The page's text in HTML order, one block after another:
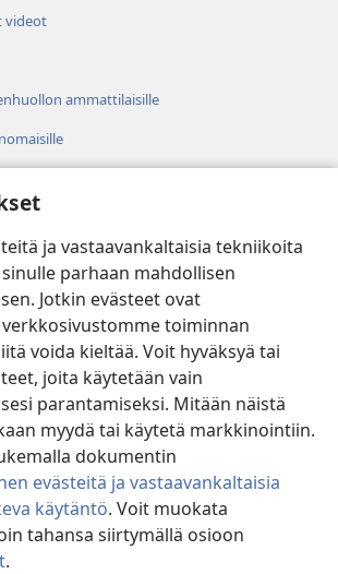
ja vastaavankaltaisia tekniikoita
parhaan mahdollisen
Jotkin evästeet ovat
toiminnan
voida kieltää. Voit hyväksyä tai
joita käytetään vain
parantamiseksi. Mitään näistä
myydä tai käytetä markkinointiin.
dokumentin
evästeitä ja vastaavankaltaisia
käytäntö. Voit muokata
tahansa siirtymällä osioon
.
videot
ammattilaisille
Tower Bible and Tract Society of Pennsylvania.